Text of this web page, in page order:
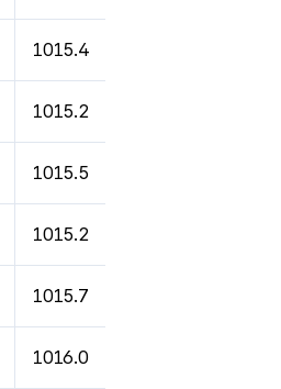
1015.4
1015.2
1015.5
1015.2
1015.7
1016.0